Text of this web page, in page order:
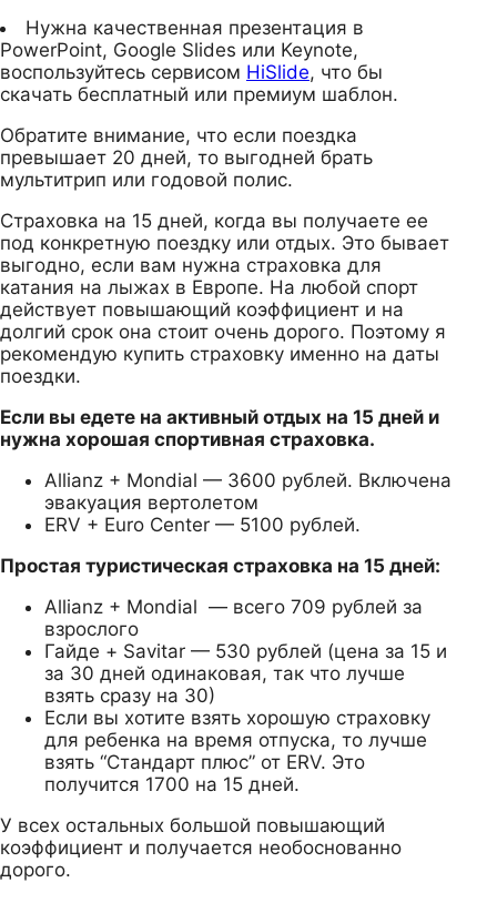
Нужна качественная презентация в
PowerPoint, Google Slides или Keynote,
воспользуйтесь сервисом HiSlide, что бы
скачать бесплатный или премиум шаблон.
Обратите внимание, что если поездка
превышает 20 дней, то выгодней брать
мультитрип или годовой полис.
Страховка на 15 дней, когда вы получаете ее
под конкретную поездку или отдых. Это бывает
выгодно, если вам нужна страховка для
катания на лыжах в Европе. На любой спорт
действует повышающий коэффициент и на
долгий срок она стоит очень дорого. Поэтому я
рекомендую купить страховку именно на даты
поездки.
Если вы едете на активный отдых на 15 дней и
нужна хорошая спортивная страховка.
Allianz + Mondial — 3600 рублей. Включена
эвакуация вертолетом
ERV + Euro Center — 5100 рублей.
Простая туристическая страховка на 15 дней:
Allianz + Mondial — всего 709 рублей за
взрослого
Гайде + Savitar — 530 рублей (цена за 15 и
за 30 дней одинаковая, так что лучше
взять сразу на 30)
Если вы хотите взять хорошую страховку
для ребенка на время отпуска, то лучше
взять “Стандарт плюс” от ERV. Это
получится 1700 на 15 дней.
У всех остальных большой повышающий
коэффициент и получается необоснованно
дорого.